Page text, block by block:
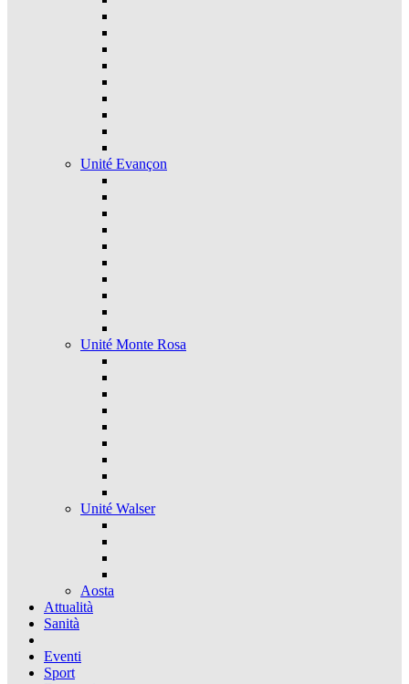
Unité Evançon
Unité Monte Rosa
Unité Walser
Aosta
Attualità
Sanità
Eventi
Sport